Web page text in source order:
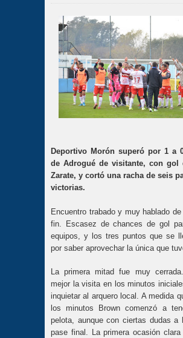
Deportivo Morón superó por 1 a
de Adrogué de visitante, con gol
Zarate, y cortó una racha de seis
victorias.
Encuentro trabado y muy hablado
fin. Escasez de chances de gol
equipos, y los tres puntos que se
por saber aprovechar la única que
La primera mitad fue muy
mejor la visita en los minutos
inquietar al arquero local. A medida
los minutos Brown comenzó a
pelota, aunque con ciertas dudas a
pase final. La primera ocasión